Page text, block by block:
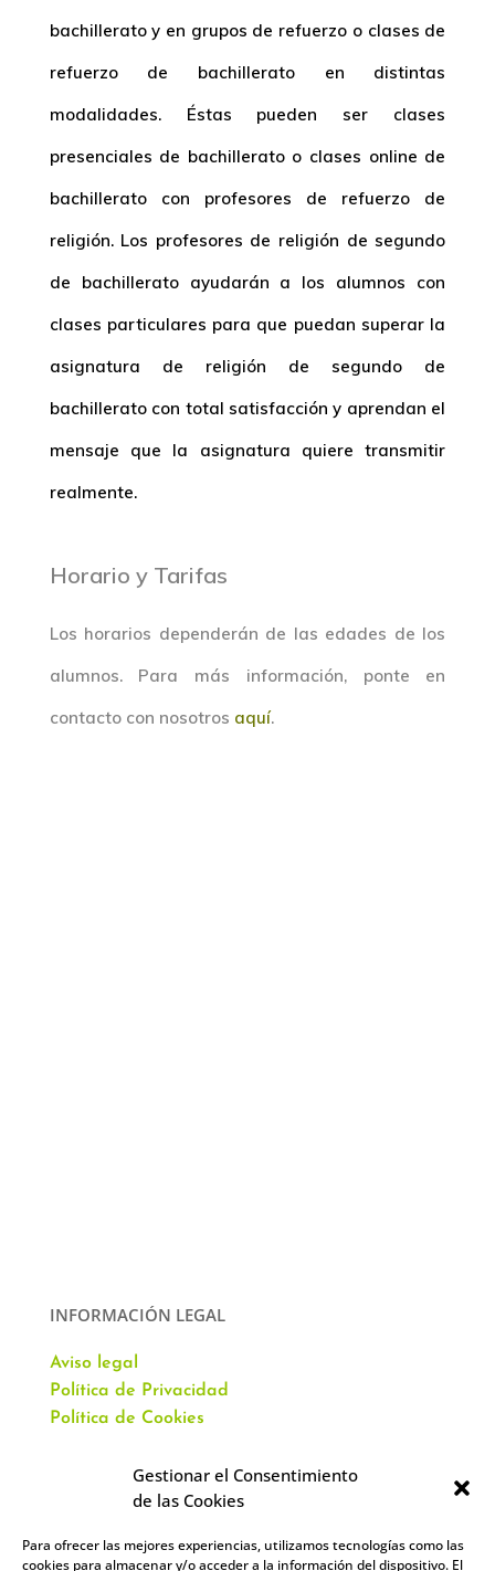
Gestionar el Consentimiento
de las Cookies
Para ofrecer las mejores experiencias, utilizamos tecnologías como las
cookies para almacenar y/o acceder a la información del dispositivo. El
bachillerato y en grupos de refuerzo o clases de
refuerzo de bachillerato en distintas
modalidades. Éstas pueden ser clases
presenciales de bachillerato o clases online de
bachillerato con profesores de refuerzo de
religión. Los profesores de religión de segundo
de bachillerato ayudarán a los alumnos con
clases particulares para que puedan superar la
asignatura de religión de segundo de
bachillerato con total satisfacción y aprendan el
mensaje que la asignatura quiere transmitir
realmente.
Horario y Tarifas
Los horarios dependerán de las edades de los
alumnos. Para más información, ponte en
contacto con nosotros aquí.
INFORMACIÓN LEGAL
Aviso legal
Política de Privacidad
Política de Cookies
CONTACTO